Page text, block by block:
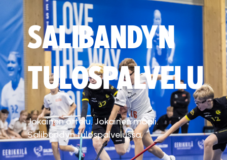
SALIBANDYN
TULOSPALVELU
Jokainen ottelu. Jokainen maali.
Salibandyn tulospalvelussa.